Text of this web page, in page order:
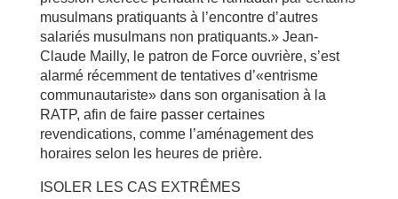
musulmans pratiquants à l’encontre d’autres
salariés musulmans non pratiquants.» Jean-
Claude Mailly, le patron de Force ouvrière, s’est
alarmé récemment de tentatives d’«entrisme
communautariste» dans son organisation à la
RATP, afin de faire passer certaines
revendications, comme l’aménagement des
horaires selon les heures de prière.
ISOLER LES CAS EXTRÊMES